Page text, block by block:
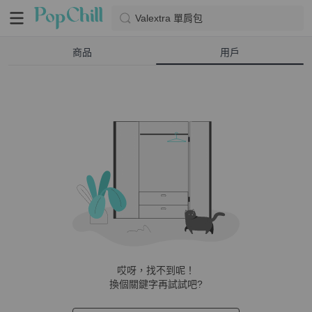
Valextra 單肩包
商品 用戶
哎呀，找不到呢！
換個關鍵字再試試吧?